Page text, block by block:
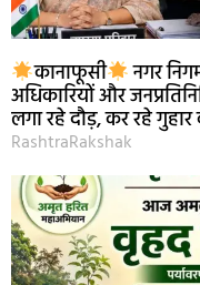
कानाफूसी नगर
अधिकारियों और
लगा रहे दौड़, कर रहे
RashtraRakshak